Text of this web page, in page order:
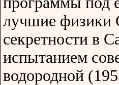
лучшие физики
секретности в
испытанием
водородной